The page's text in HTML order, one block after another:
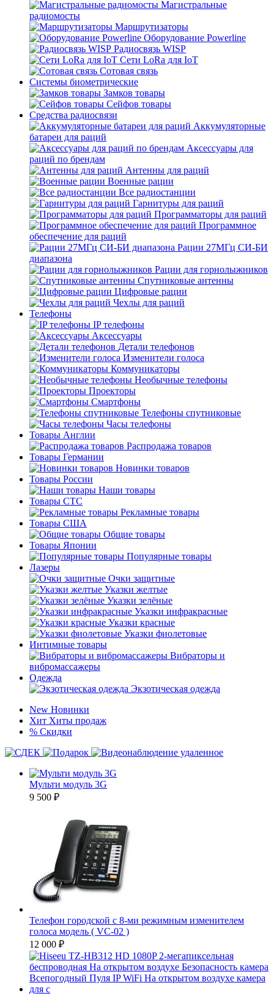
Магистральные
радиомосты
Маршрутизаторы
Оборудование Powerline
Радиосвязь WISP
Сети LoRa для IoT
Сотовая связь
Системы биометрические
Замков товары
Сейфов товары
Средства радиосвязи
Аккумуляторные
батареи для раций
Аксессуары для
раций по брендам
Антенны для раций
Военные рации
Все радиостанции
Гарнитуры для раций
Программаторы для раций
Программное
обеспечение для раций
Рации 27МГц СИ-БИ
диапазона
Рации для горнолыжников
Спутниковые антенны
Цифровые рации
Чехлы для раций
Телефоны
IP телефоны
Аксессуары
Детали телефонов
Изменители голоса
Коммуникаторы
Необычные телефоны
Проекторы
Смартфоны
Телефоны спутниковые
Часы телефоны
Товары Англии
Распродажа товаров
Товары Германии
Новинки товаров
Товары России
Наши товары
Товары СТС
Рекламные товары
Товары США
Общие товары
Товары Японии
Популярные товары
Лазеры
Очки защитные
Указки желтые
Указки зелёные
Указки инфракрасные
Указки красные
Указки фиолетовые
Интимные товары
Вибраторы и
вибромассажеры
Одежда
Экзотическая одежда
New Новинки
Хит Хиты продаж
% Скидки
Мульти модуль 3G
9 500 ₽
Телефон городской с 8-ми режимным изменителем
голоса модель ( VC-02 )
12 000 ₽